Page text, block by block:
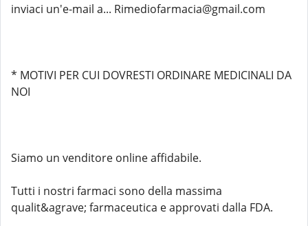
inviaci un'e-mail a... Rimediofarmacia@gmail.com
* MOTIVI PER CUI DOVRESTI ORDINARE MEDICINALI DA
NOI
Siamo un venditore online affidabile.
Tutti i nostri farmaci sono della massima
qualit&agrave; farmaceutica e approvati dalla FDA.